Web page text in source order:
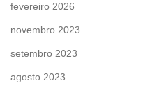
fevereiro 2026
novembro 2023
setembro 2023
agosto 2023